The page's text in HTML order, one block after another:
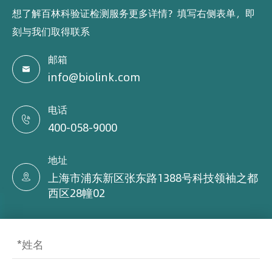
想了解百林科验证检测服务更多详情？填写右侧表单，即
刻与我们取得联系

邮箱
info@biolink.com

电话
400-058-9000

地址
上海市浦东新区张东路1388号科技领袖之都
西区28幢02